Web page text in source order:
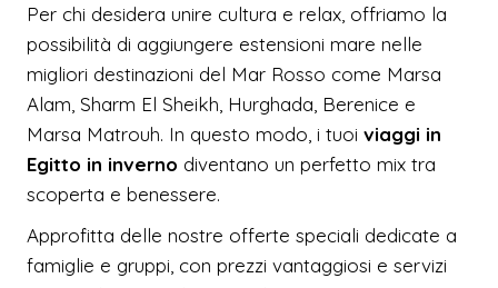
Per chi desidera unire cultura e relax, offriamo la
possibilità di aggiungere estensioni mare nelle
migliori destinazioni del Mar Rosso come Marsa
Alam, Sharm El Sheikh, Hurghada, Berenice e
Marsa Matrouh. In questo modo, i tuoi viaggi in
Egitto in inverno diventano un perfetto mix tra
scoperta e benessere.
Approfitta delle nostre offerte speciali dedicate a
famiglie e gruppi, con prezzi vantaggiosi e servizi